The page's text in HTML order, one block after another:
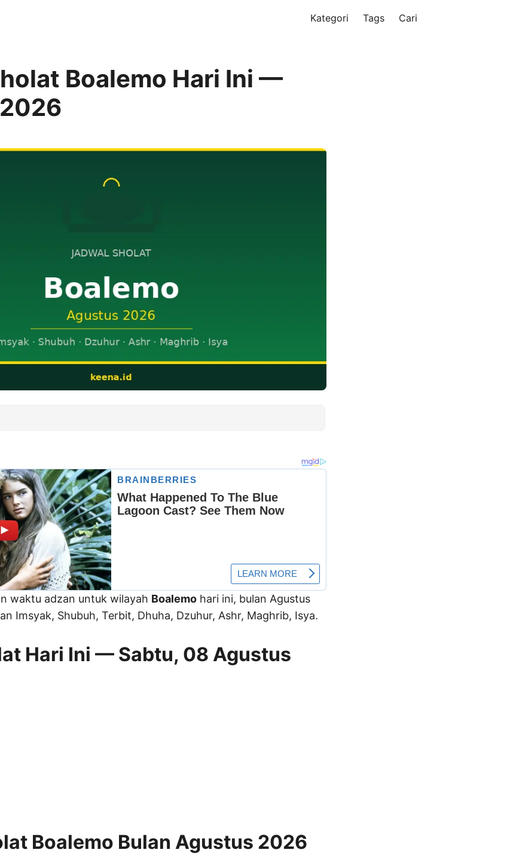
Kategori Tags Cari
Boalemo Hari Ini —
waktu adzan untuk wilayah Boalemo hari ini, bulan Agustus
Imsyak, Shubuh, Terbit, Dhuha, Dzuhur, Ashr, Maghrib, Isya.
Hari Ini — Sabtu, 08 Agustus
Boalemo Bulan Agustus 2026